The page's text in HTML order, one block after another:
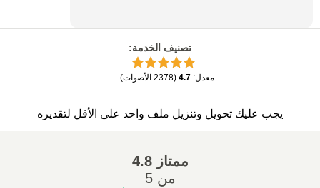
تصنيف الخدمة:
معدل:
4.7
(
2378 الأصوات)
يجب عليك تحويل وتنزيل ملف واحد على الأقل لتقديره
ممتاز 4.8
من 5